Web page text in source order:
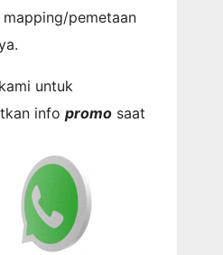
pemetaan
untuk
info promosaat